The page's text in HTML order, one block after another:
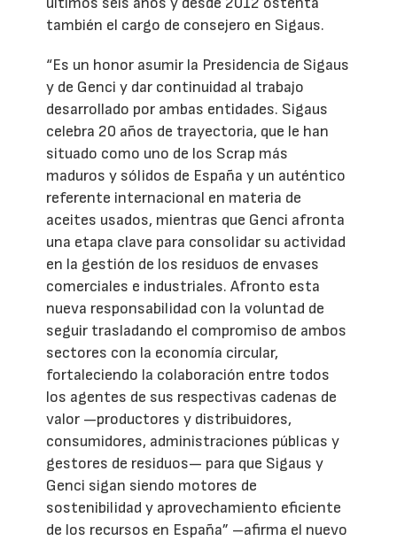
también el cargo de consejero en Sigaus.
“Es un honor asumir la Presidencia de Sigaus
y de Genci y dar continuidad al trabajo
desarrollado por ambas entidades. Sigaus
celebra 20 años de trayectoria, que le han
situado como uno de los Scrap más
maduros y sólidos de España y un auténtico
referente internacional en materia de
aceites usados, mientras que Genci afronta
una etapa clave para consolidar su actividad
en la gestión de los residuos de envases
comerciales e industriales. Afronto esta
nueva responsabilidad con la voluntad de
seguir trasladando el compromiso de ambos
sectores con la economía circular,
fortaleciendo la colaboración entre todos
los agentes de sus respectivas cadenas de
valor —productores y distribuidores,
consumidores, administraciones públicas y
gestores de residuos— para que Sigaus y
Genci sigan siendo motores de
sostenibilidad y aprovechamiento eficiente
de los recursos en España” –afirma el nuevo